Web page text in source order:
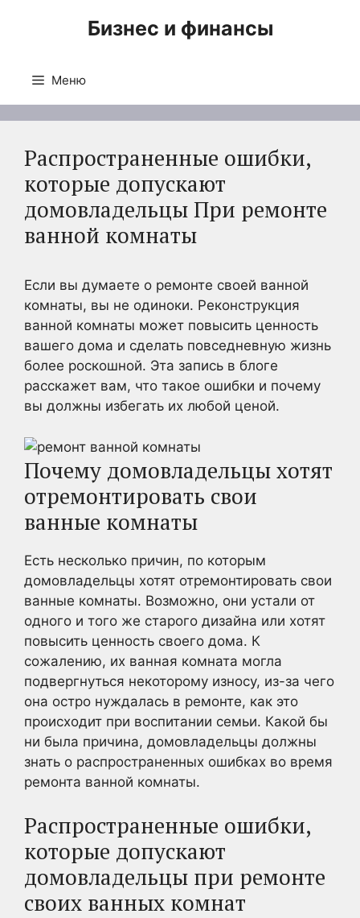
Бизнес и финансы
Меню
Распространенные ошибки,
которые допускают
домовладельцы При ремонте
ванной комнаты
Если вы думаете о ремонте своей ванной
комнаты, вы не одиноки. Реконструкция
ванной комнаты может повысить ценность
вашего дома и сделать повседневную жизнь
более роскошной. Эта запись в блоге
расскажет вам, что такое ошибки и почему
вы должны избегать их любой ценой.
Почему домовладельцы хотят
отремонтировать свои
ванные комнаты
Есть несколько причин, по которым
домовладельцы хотят отремонтировать свои
ванные комнаты. Возможно, они устали от
одного и того же старого дизайна или хотят
повысить ценность своего дома. К
сожалению, их ванная комната могла
подвергнуться некоторому износу, из-за чего
она остро нуждалась в ремонте, как это
происходит при воспитании семьи. Какой бы
ни была причина, домовладельцы должны
знать о распространенных ошибках во время
ремонта ванной комнаты.
Распространенные ошибки,
которые допускают
домовладельцы при ремонте
своих ванных комнат